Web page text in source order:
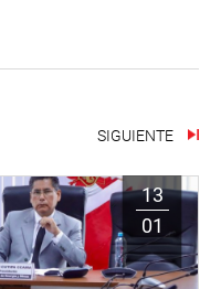
SIGUIENTE
13
01